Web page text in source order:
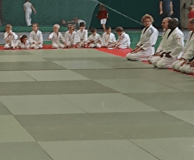
Exporter les lignes sélectionnées
Exporter toutes les colonnes
Exporter uniquement les colonnes
Menu
Ajoutez un logo, un bouton, des réseaux
Cliquez pour éditer